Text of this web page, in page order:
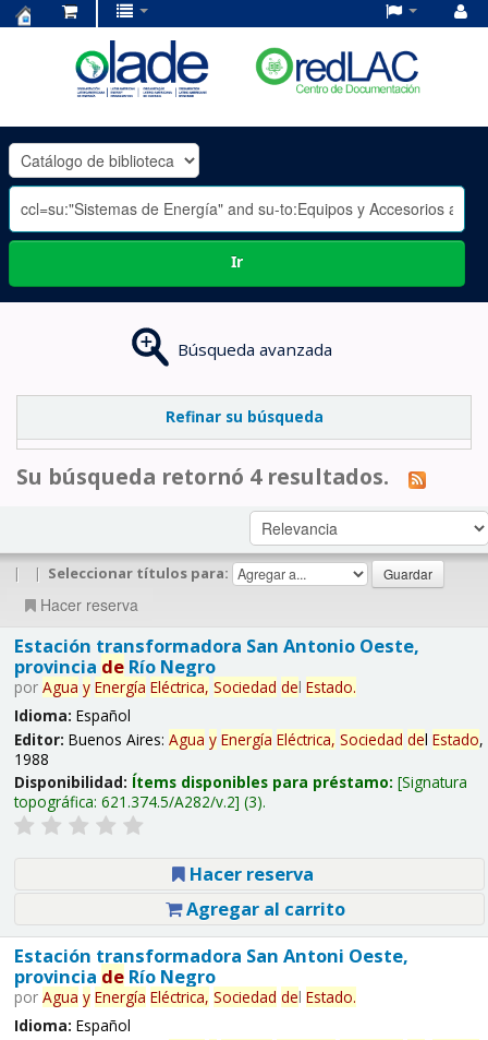
OLADE
-
Ir
Búsqueda avanzada
Refinar su búsqueda
Su búsqueda retornó 4 resultados.
| | Seleccionar títulos para:
Hacer reserva
Estación transformadora San Antonio Oeste,
provincia deRío Negro
por Agua y Energía Eléctrica, Sociedad del Estado.
Idioma: Español
Editor: Buenos Aires: Agua y Energía Eléctrica, Sociedad del Estado,
1988
Disponibilidad: Ítems disponibles para préstamo: Signatura
topográfica: 621.374.5/A282/v.2 (3).
Hacer reserva
Agregar al carrito
Estación transformadora San Antoni Oeste,
provincia deRío Negro
por Agua y Energía Eléctrica, Sociedad del Estado.
Idioma: Español